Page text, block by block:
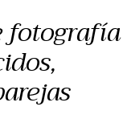
fotografía